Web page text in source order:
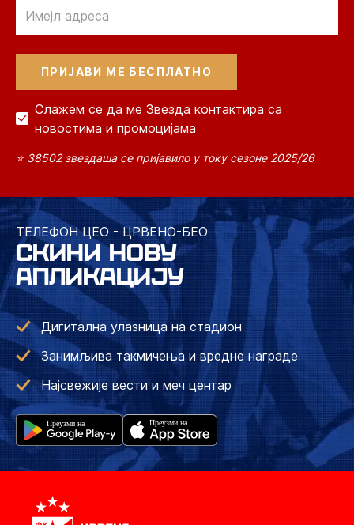
Слажем се да ме Звезда контактира са
новостима и промоцијама
⭐ 38502 звездаша се пријавило у току сезоне 2025/26
ТЕЛЕФОН ЦЕО - ЦРВЕНО-БЕО
СКИНИ НОВУ
АПЛИКАЦИЈУ
Дигитална улазница на стадион
Занимљива такмичења и вредне награде
Најсвежије вести и меч центар